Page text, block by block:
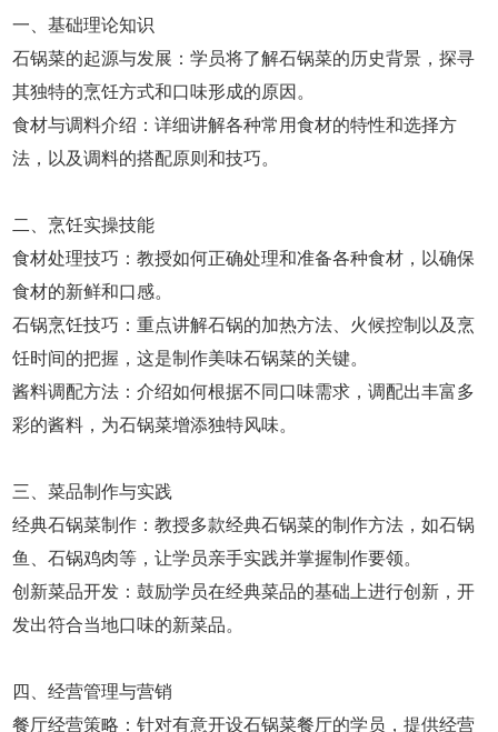
一、基础理论知识
石锅菜的起源与发展：学员将了解石锅菜的历史背景，探寻
其独特的烹饪方式和口味形成的原因。
食材与调料介绍：详细讲解各种常用食材的特性和选择方
法，以及调料的搭配原则和技巧。
二、烹饪实操技能
食材处理技巧：教授如何正确处理和准备各种食材，以确保
食材的新鲜和口感。
石锅烹饪技巧：重点讲解石锅的加热方法、火候控制以及烹
饪时间的把握，这是制作美味石锅菜的关键。
酱料调配方法：介绍如何根据不同口味需求，调配出丰富多
彩的酱料，为石锅菜增添独特风味。
三、菜品制作与实践
经典石锅菜制作：教授多款经典石锅菜的制作方法，如石锅
鱼、石锅鸡肉等，让学员亲手实践并掌握制作要领。
创新菜品开发：鼓励学员在经典菜品的基础上进行创新，开
发出符合当地口味的新菜品。
四、经营管理与营销
餐厅经营策略：针对有意开设石锅菜餐厅的学员，提供经营